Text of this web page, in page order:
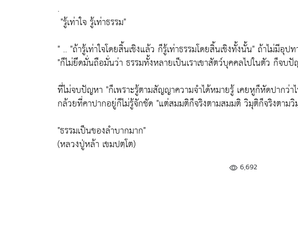
.
"รู้เท่าใจ รู้เท่าธรรม"
" .. "ถ้ารู้เท่าใจโดยสิ้นเชิงแล้ว ก็รู้เท่าธรรมโดยสิ้นเชิงทั้งนั้น"ถ้าไม่มีอุปท
"ก็ไม่ยึดมั่นถือมั่นว่า ธรรมทั้งหลายเป็นเราเขาสัตว์บุคคลไปในตัว ก็จบ
ที่ไม่จบปัญหา "ก็เพราะรู้ตามสัญญาความจำได้หมายรู้ เคยหูก็หัดปากว่
กล้วยที่คาปากอยู่ก็ไม่รู้จักชัด "แต่สมมติก็จริงตามสมมติ วิมุติก็จริงตาม
"ธรรมเป็นของลำบากมาก"
(หลวงปู่หล้า เขมปตฺโต)
6,692